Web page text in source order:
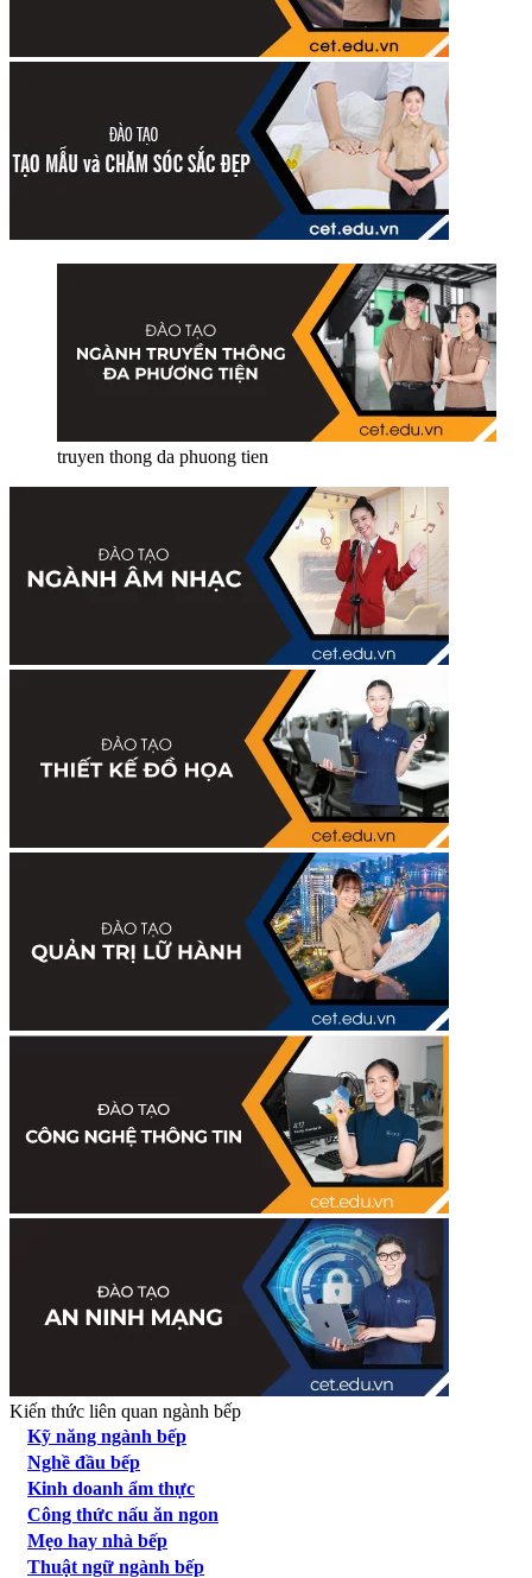
truyen thong da phuong tien
Kiến thức liên quan ngành bếp
Kỹ năng ngành bếp
Nghề đầu bếp
Kinh doanh ẩm thực
Công thức nấu ăn ngon
Mẹo hay nhà bếp
Thuật ngữ ngành bếp